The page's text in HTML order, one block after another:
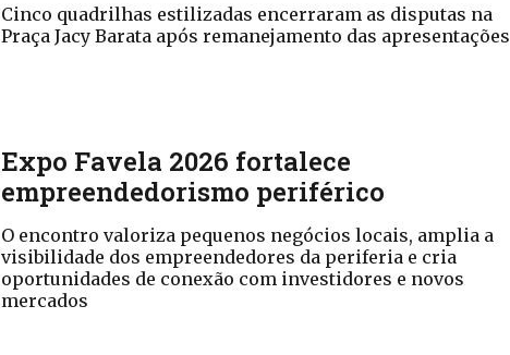
Cinco quadrilhas estilizadas encerraram as disputas na
Praça Jacy Barata após remanejamento das apresentações
Expo Favela 2026 fortalece
empreendedorismo periférico
O encontro valoriza pequenos negócios locais, amplia a
visibilidade dos empreendedores da periferia e cria
oportunidades de conexão com investidores e novos
mercados